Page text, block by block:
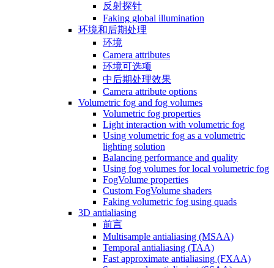
反射探针
Faking global illumination
环境和后期处理
环境
Camera attributes
环境可选项
中后期处理效果
Camera attribute options
Volumetric fog and fog volumes
Volumetric fog properties
Light interaction with volumetric fog
Using volumetric fog as a volumetric
lighting solution
Balancing performance and quality
Using fog volumes for local volumetric fog
FogVolume properties
Custom FogVolume shaders
Faking volumetric fog using quads
3D antialiasing
前言
Multisample antialiasing (MSAA)
Temporal antialiasing (TAA)
Fast approximate antialiasing (FXAA)